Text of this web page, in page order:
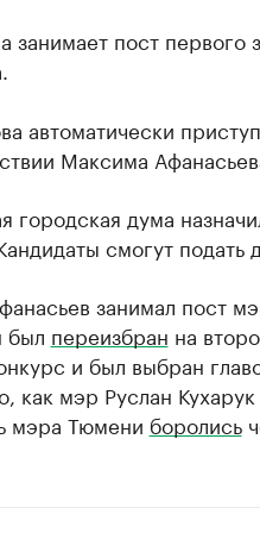
занимает пост первого
автоматически
Максима
городская дума
смогут подать
занимал пост
был переизбран на
и был выбран
как мэр Руслан
мэра Тюмени боролись